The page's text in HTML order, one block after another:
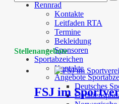
Rennrad
Kontakte
Leitfaden RTA
Termine
Bekleidung
Sponsoren
Sportabzeichen
Kontakte
Angebote
Deutsches
Stellenangebote
FSJ im